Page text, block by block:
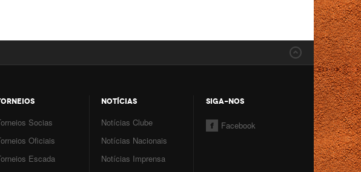
Socias
Oficiais
Escada
NOTÍCIAS
Notícias Clube
Notícias Nacionais
Notícias Imprensa
SIGA-NOS
Facebook